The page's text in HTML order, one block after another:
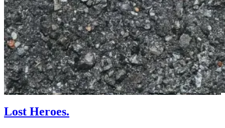
Lost Heroes.